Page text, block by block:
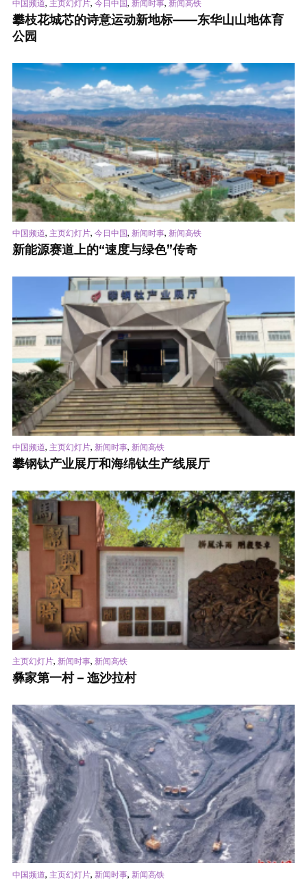
中国频道 主页幻灯片 今日中国 新闻时事 新闻高铁
攀枝花城芯的诗意运动新地标——东华山山地体育
公园
中国频道, 主页幻灯片, 今日中国, 新闻时事, 新闻高铁
新能源赛道上的“速度与绿色”传奇
中国频道, 主页幻灯片, 新闻时事, 新闻高铁
攀钢钛产业展厅和海绵钛生产线展厅
主页幻灯片, 新闻时事, 新闻高铁
彝家第一村 – 迤沙拉村
中国频道, 主页幻灯片, 新闻时事, 新闻高铁